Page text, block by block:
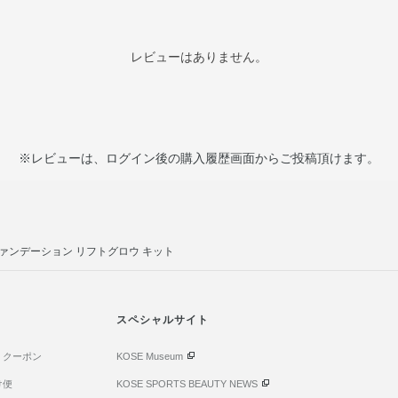
油・トリイソステアリン酸ポリグリセリル－2・
フラワー油・シロキクラゲエキス・ジパルミチ
ル酸ジメチコン）コポリマー・（チタン／酸化
リリルシラン・メチレンビスベンゾトリアゾリ
ル－10・レシチン・塩化Na・含水シリカ・酸化
レビューはありません。
※レビューは、ログイン後の購入履歴画面からご投稿頂けます。
ンデーション リフトグロウ キット
クーポン
便
スペシャルサイト
KOSE Museum
KOSE SPORTS BEAUTY NEWS